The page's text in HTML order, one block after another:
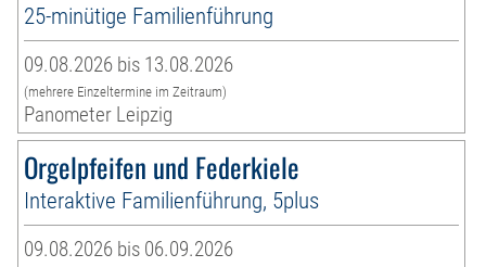
25-minütige Familienführung
09.08.2026 bis 13.08.2026
(mehrere Einzeltermine im Zeitraum)
Panometer Leipzig
Orgelpfeifen und Federkiele
Interaktive Familienführung, 5plus
09.08.2026 bis 06.09.2026